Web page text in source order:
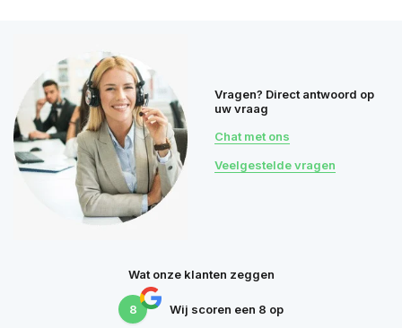
Vragen? Direct antwoord op
uw vraag
Chat met ons
Veelgestelde vragen
Wat onze klanten zeggen
8 Wij scoren een 8 op